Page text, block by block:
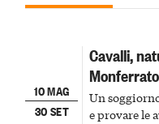
10 MAG
30 SET
Cavalli,
Monferrato
Un
e provare le